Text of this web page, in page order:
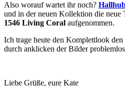
Also worauf wartet ihr noch?
und in der neuen Kollektion die neue
1546 Living Coral aufgenommen.
Ich trage heute den Komplettlook den
durch anklicken der Bilder
Liebe Grüße, eure Kate